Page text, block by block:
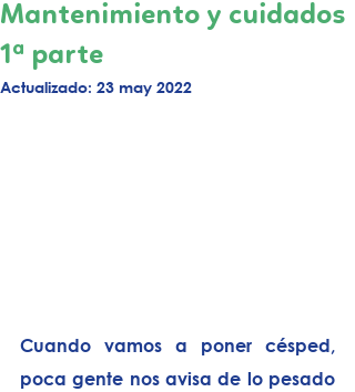
Mantenimiento y cuidados
1ª parte
Actualizado: 23 may 2022
Cuando vamos a poner césped,
poca gente nos avisa de lo pesado